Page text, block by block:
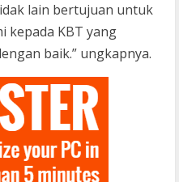
lain bertujuan untuk
kepada KBT yang
baik.” ungkapnya.